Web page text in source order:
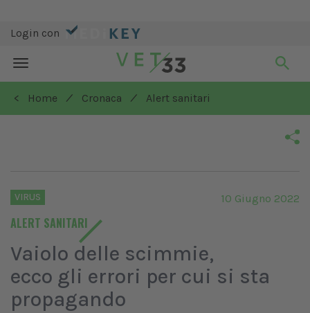
Login con
Toggle
navigation
< Home
/ Cronaca / Alert sanitari
VIRUS
ALERT SANITARI
10 Giugno 2022
Vaiolo delle scimmie,
ecco gli errori per cui si sta
propagando